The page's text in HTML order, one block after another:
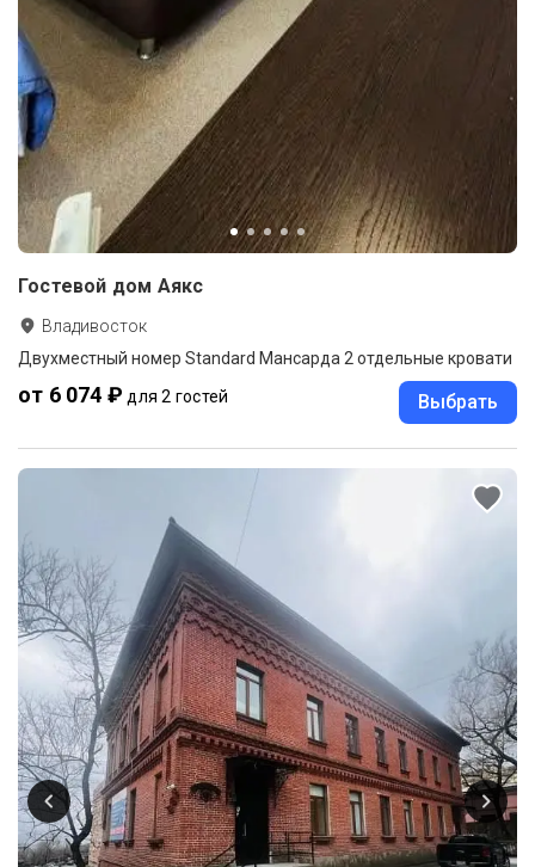
Гостевой дом Аякс
Владивосток
Двухместный номер Standard Мансарда 2 отдельные кровати
от 6 074 ₽ для 2 гостей Выбрать